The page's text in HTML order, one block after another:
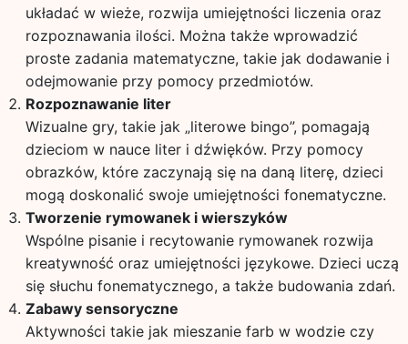
układać w wieże, rozwija umiejętności liczenia oraz
rozpoznawania ilości. Można także wprowadzić
proste zadania matematyczne, takie jak dodawanie i
odejmowanie przy pomocy przedmiotów.
Rozpoznawanie liter
Wizualne gry, takie jak „literowe bingo”, pomagają
dzieciom w nauce liter i dźwięków. Przy pomocy
obrazków, które zaczynają się na daną literę, dzieci
mogą doskonalić swoje umiejętności fonematyczne.
Tworzenie rymowanek i wierszyków
Wspólne pisanie i recytowanie rymowanek rozwija
kreatywność oraz umiejętności językowe. Dzieci uczą
się słuchu fonematycznego, a także budowania zdań.
Zabawy sensoryczne
Aktywności takie jak mieszanie farb w wodzie czy